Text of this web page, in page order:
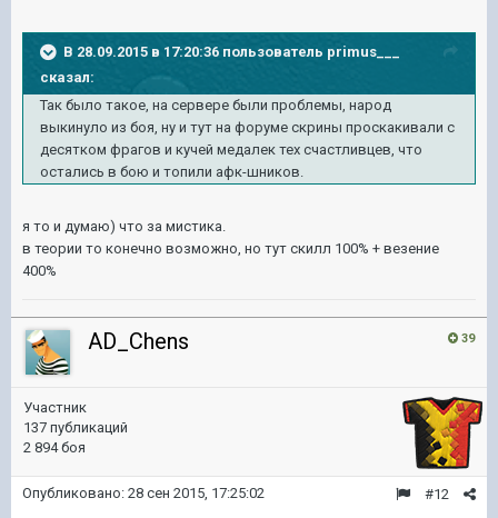
В 28.09.2015 в 17:20:36 пользователь primus___
сказал:
Так было такое, на сервере были проблемы, народ
выкинуло из боя, ну и тут на форуме скрины проскакивали с
десятком фрагов и кучей медалек тех счастливцев, что
остались в бою и топили афк-шников.
я то и думаю) что за мистика.
в теории то конечно возможно, но тут скилл 100% + везение
400%
39
AD_Chens
Участник
137 публикаций
2 894 боя
#12
Опубликовано: 28 сен 2015, 17:25:02